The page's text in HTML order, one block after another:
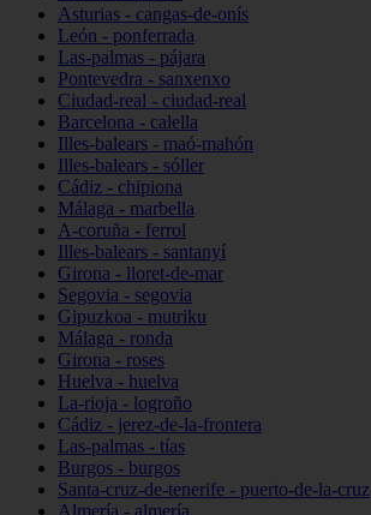
Asturias - cangas-de-onís
León - ponferrada
Las-palmas - pájara
Pontevedra - sanxenxo
Ciudad-real - ciudad-real
Barcelona - calella
Illes-balears - maó-mahón
Illes-balears - sóller
Cádiz - chipiona
Málaga - marbella
A-coruña - ferrol
Illes-balears - santanyí
Girona - lloret-de-mar
Segovia - segovia
Gipuzkoa - mutriku
Málaga - ronda
Girona - roses
Huelva - huelva
La-rioja - logroño
Cádiz - jerez-de-la-frontera
Las-palmas - tías
Burgos - burgos
Santa-cruz-de-tenerife - puerto-de-la-cruz
Almería - almería